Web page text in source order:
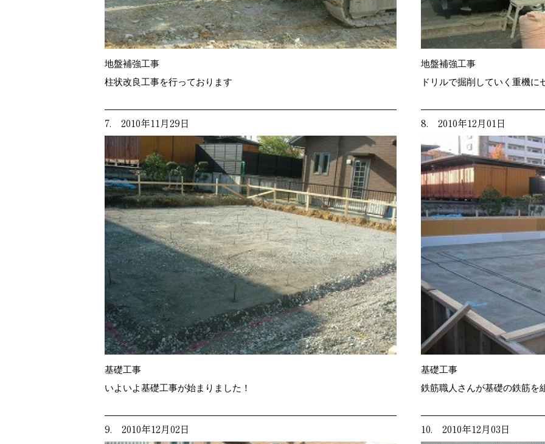
地盤補強工事
柱状改良工事を行っております
地盤補強工事
ドリルで掘削していく重機
7. 2010年11月29日
基礎工事
いよいよ基礎工事が始まりました！
8. 2010年12月01日
基礎工事
鉄筋職人さんが基礎の鉄筋を
9. 2010年12月02日 10. 2010年12月03日